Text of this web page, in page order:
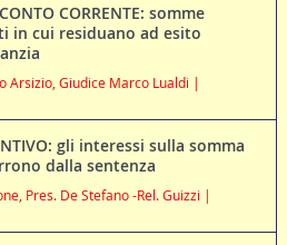
CORRENTE: somme
in cui residuano ad esito
Arsizio, Giudice Marco Lualdi |
gli interessi sulla somma
dalla sentenza
Pres. De Stefano -Rel. Guizzi |